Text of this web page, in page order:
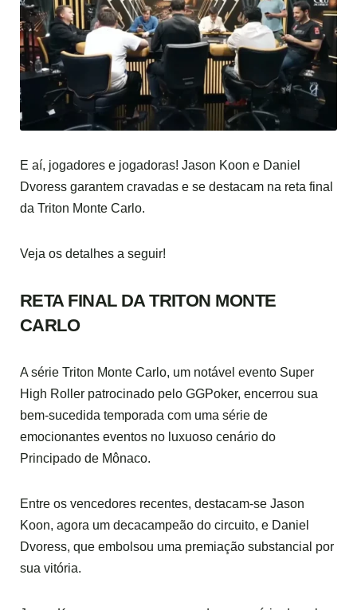
E aí, jogadores e jogadoras! Jason Koon e Daniel
Dvoress garantem cravadas e se destacam na reta final
da Triton Monte Carlo.
Veja os detalhes a seguir!
RETA FINAL DA TRITON MONTE
CARLO
A série Triton Monte Carlo, um notável evento Super
High Roller patrocinado pelo GGPoker, encerrou sua
bem-sucedida temporada com uma série de
emocionantes eventos no luxuoso cenário do
Principado de Mônaco.
Entre os vencedores recentes, destacam-se Jason
Koon, agora um decacampeão do circuito, e Daniel
Dvoress, que embolsou uma premiação substancial por
sua vitória.